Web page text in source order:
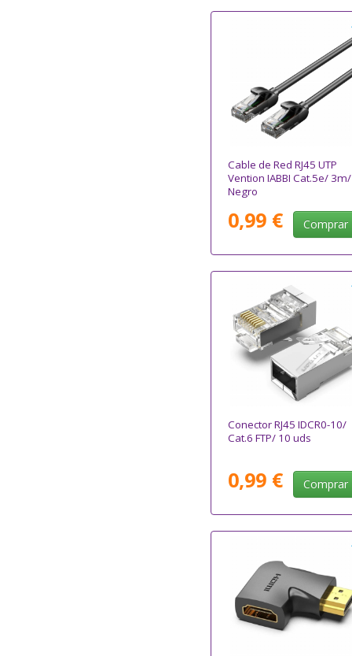
Cable de Red RJ45 UTP
Vention IABBI Cat.5e/ 3m/
Negro
0,99 € Comprar
Conector RJ45 IDCR0-10/
Cat.6 FTP/ 10 uds
0,99 € Comprar